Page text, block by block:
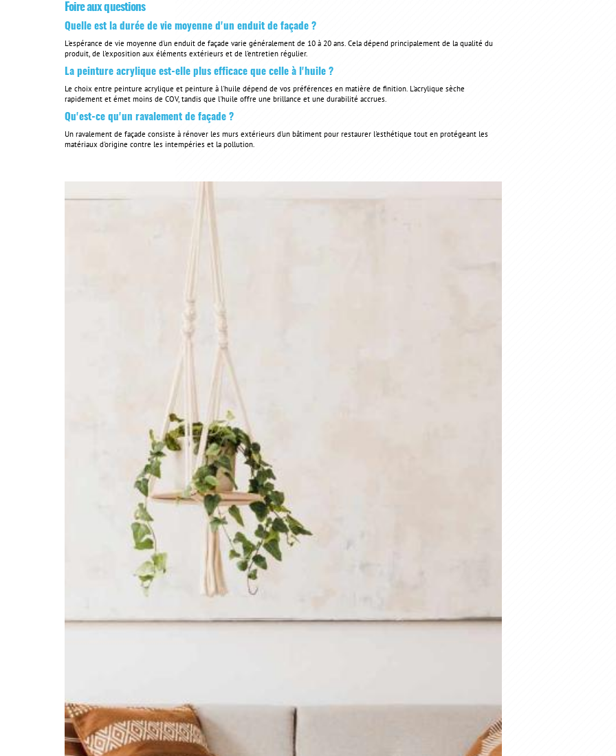
Foire aux questions
Quelle est la durée de vie moyenne d'un enduit de façade ?
L'espérance de vie moyenne d'un enduit de façade varie généralement de 10 à 20 ans. Cela dépend principalement de la qualité du
produit, de l'exposition aux éléments extérieurs et de l'entretien régulier.
La peinture acrylique est-elle plus efficace que celle à l'huile ?
Le choix entre peinture acrylique et peinture à l'huile dépend de vos préférences en matière de finition. L'acrylique sèche
rapidement et émet moins de COV, tandis que l'huile offre une brillance et une durabilité accrues.
Qu'est-ce qu'un ravalement de façade ?
Un ravalement de façade consiste à rénover les murs extérieurs d'un bâtiment pour restaurer l'esthétique tout en protégeant les
matériaux d'origine contre les intempéries et la pollution.